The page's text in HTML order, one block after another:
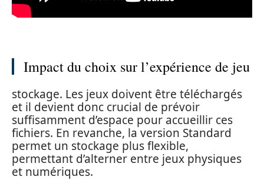
Impact du choix sur l’expérience de jeu
stockage. Les jeux doivent être téléchargés
et il devient donc crucial de prévoir
suffisamment d’espace pour accueillir ces
fichiers. En revanche, la version Standard
permet un stockage plus flexible,
permettant d’alterner entre jeux physiques
et numériques.